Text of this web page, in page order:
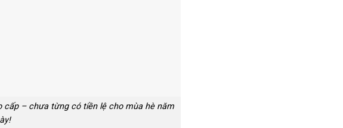
cấp – chưa từng có tiền lệ cho mùa hè năm